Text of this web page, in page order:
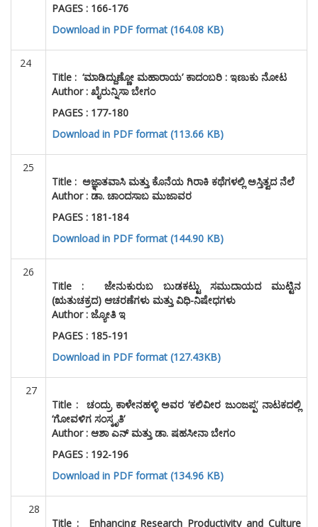
PAGES : 166-176
Download in PDF format (164.08 KB)
24
Title : ‘ಮಾಡಿದ್ದುಣ್ಣೋ ಮಹಾರಾಯ’ ಕಾದಂಬರಿ : ಇಣುಕು ನೋಟ
Author : ಖೈರುನ್ನಿಸಾ ಬೇಗಂ
PAGES : 177-180
Download in PDF format (113.66 KB)
25
Title : ಅಜ್ಞಾತವಾಸಿ ಮತ್ತು ಕೊನೆಯ ಗಿರಾಕಿ ಕಥೆಗಳಲ್ಲಿ ಅಸ್ತಿತ್ವದ ನೆಲೆ
Author : ಡಾ. ಚಾಂದಸಾಬ ಮುಜಾವರ
PAGES : 181-184
Download in PDF format (144.90 KB)
26
Title :
ಜೇನುಕುರುಬ ಬುಡಕಟ್ಟು ಸಮುದಾಯದ ಮುಟ್ಟಿನ
(ಋತುಚಕ್ರದ) ಆಚರಣೆಗಳು ಮತ್ತು ವಿಧಿ-ನಿಷೇಧಗಳು
Author : ಜ್ಯೋತಿ ಇ
PAGES : 185-191
Download in PDF format (127.43KB)
27
Title :
ಚಂದ್ರು ಕಾಳೇನಹಳ್ಳಿ ಅವರ ‘ಕಲಿವೀರ ಜುಂಜಪ್ಪ’ ನಾಟಕದಲ್ಲಿ
‘ಗೋವಳಿಗ ಸಂಸ್ಕೃತಿ’
Author : ಆಶಾ ಎನ್ ಮತ್ತು ಡಾ. ಷಹಸೀನಾ ಬೇಗಂ
PAGES : 192-196
Download in PDF format (134.96 KB)
28
Title :
Enhancing Research Productivity and Culture